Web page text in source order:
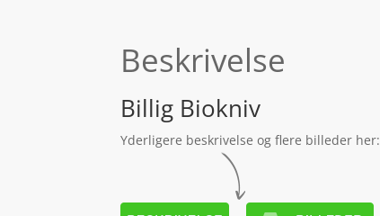
Beskrivelse
Billig Biokniv
Yderligere beskrivelse og flere billeder her: